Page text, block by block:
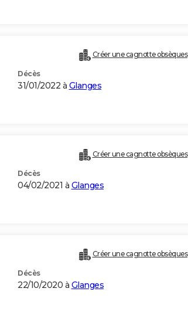
Créer une cagnotte obsèques
Décès
31/01/2022 à Glanges
Créer une cagnotte obsèques
Décès
04/02/2021 à Glanges
Créer une cagnotte obsèques
Décès
22/10/2020 à Glanges